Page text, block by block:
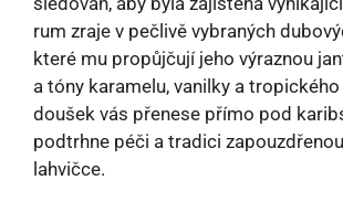
rum zraje v pečlivě vybraných
které mu propůjčují jeho výraznou
a tóny karamelu, vanilky a
doušek vás přenese přímo pod
podtrhne péči a tradici
lahvičce.